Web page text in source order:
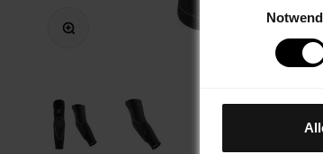
wurden.
Hinweis auf